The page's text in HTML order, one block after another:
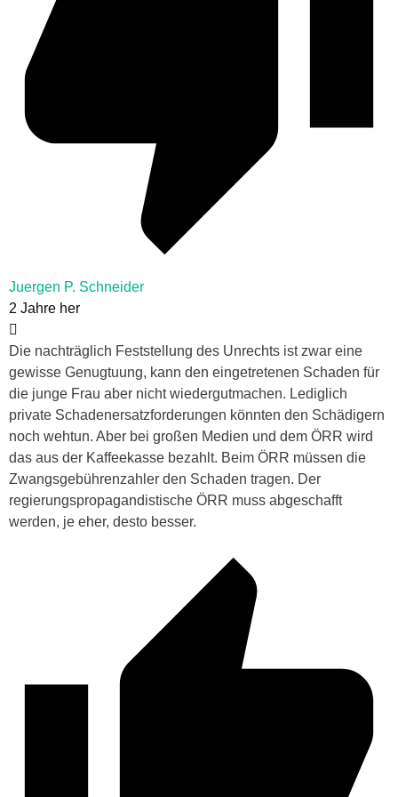
Juergen P. Schneider
2 Jahre her
Die nachträglich Feststellung des Unrechts ist zwar eine
gewisse Genugtuung, kann den eingetretenen Schaden für
die junge Frau aber nicht wiedergutmachen. Lediglich
private Schadenersatzforderungen könnten den Schädigern
noch wehtun. Aber bei großen Medien und dem ÖRR wird
das aus der Kaffeekasse bezahlt. Beim ÖRR müssen die
Zwangsgebührenzahler den Schaden tragen. Der
regierungspropagandistische ÖRR muss abgeschafft
werden, je eher, desto besser.